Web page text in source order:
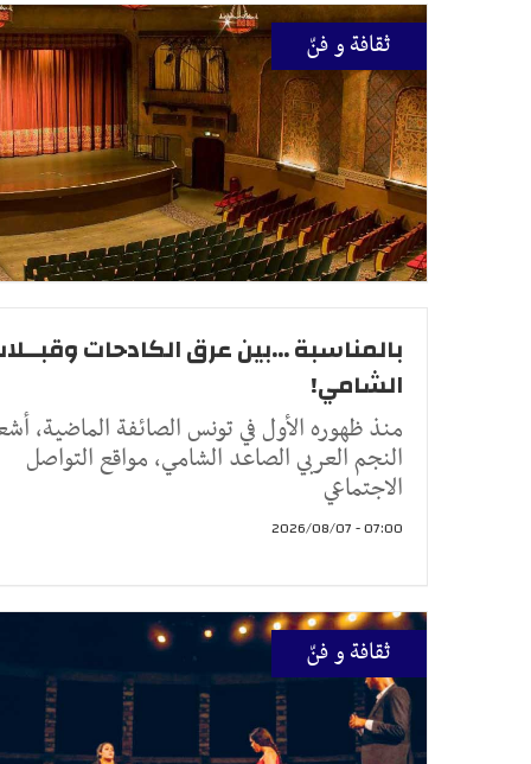
ثقافة و فنّ
بالمناسبة ...بين عرق الكادحات
الشامي!
منذ ظهوره الأول في تونس الصائفة الماضية،
النجم العربي الصاعد الشامي، مواقع التواصل
الاجتماعي
07:00 - 2026/08/07
ثقافة و فنّ